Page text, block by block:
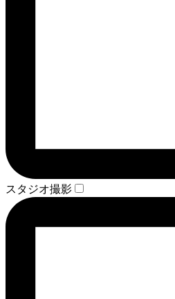
スタジオ撮影